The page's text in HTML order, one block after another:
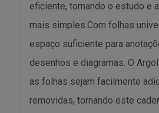
eficiente, tornando o estudo e
mais simples.Com folhas
espaço suficiente para
desenhos e diagramas. O
as folhas sejam facilmente
removidas, tornando este